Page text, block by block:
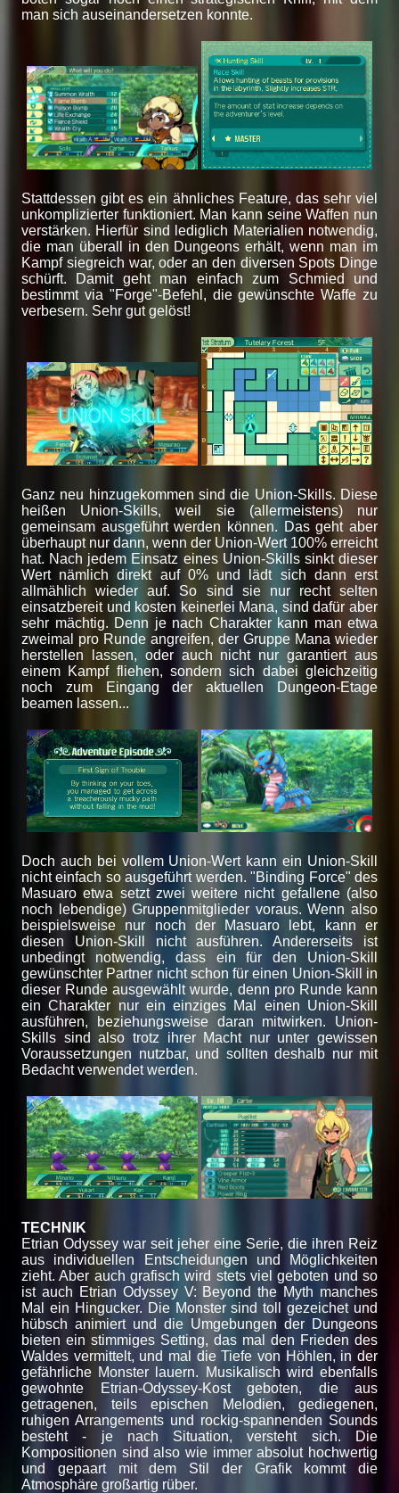
man sich auseinandersetzen konnte.
Stattdessen gibt es ein ähnliches Feature, das sehr viel
unkomplizierter funktioniert. Man kann seine Waffen nun
verstärken. Hierfür sind lediglich Materialien notwendig,
die man überall in den Dungeons erhält, wenn man im
Kampf siegreich war, oder an den diversen Spots Dinge
schürft. Damit geht man einfach zum Schmied und
bestimmt via "Forge"-Befehl, die gewünschte Waffe zu
verbesern. Sehr gut gelöst!
Ganz neu hinzugekommen sind die Union-Skills. Diese
heißen Union-Skills, weil sie (allermeistens) nur
gemeinsam ausgeführt werden können. Das geht aber
überhaupt nur dann, wenn der Union-Wert 100% erreicht
hat. Nach jedem Einsatz eines Union-Skills sinkt dieser
Wert nämlich direkt auf 0% und lädt sich dann erst
allmählich wieder auf. So sind sie nur recht selten
einsatzbereit und kosten keinerlei Mana, sind dafür aber
sehr mächtig. Denn je nach Charakter kann man etwa
zweimal pro Runde angreifen, der Gruppe Mana wieder
herstellen lassen, oder auch nicht nur garantiert aus
einem Kampf fliehen, sondern sich dabei gleichzeitig
noch zum Eingang der aktuellen Dungeon-Etage
beamen lassen...
Doch auch bei vollem Union-Wert kann ein Union-Skill
nicht einfach so ausgeführt werden. "Binding Force" des
Masuaro etwa setzt zwei weitere nicht gefallene (also
noch lebendige) Gruppenmitglieder voraus. Wenn also
beispielsweise nur noch der Masuaro lebt, kann er
diesen Union-Skill nicht ausführen. Andererseits ist
unbedingt notwendig, dass ein für den Union-Skill
gewünschter Partner nicht schon für einen Union-Skill in
dieser Runde ausgewählt wurde, denn pro Runde kann
ein Charakter nur ein einziges Mal einen Union-Skill
ausführen, beziehungsweise daran mitwirken. Union-
Skills sind also trotz ihrer Macht nur unter gewissen
Voraussetzungen nutzbar, und sollten deshalb nur mit
Bedacht verwendet werden.
TECHNIK
Etrian Odyssey war seit jeher eine Serie, die ihren Reiz
aus individuellen Entscheidungen und Möglichkeiten
zieht. Aber auch grafisch wird stets viel geboten und so
ist auch Etrian Odyssey V: Beyond the Myth manches
Mal ein Hingucker. Die Monster sind toll gezeichet und
hübsch animiert und die Umgebungen der Dungeons
bieten ein stimmiges Setting, das mal den Frieden des
Waldes vermittelt, und mal die Tiefe von Höhlen, in der
gefährliche Monster lauern. Musikalisch wird ebenfalls
gewohnte Etrian-Odyssey-Kost geboten, die aus
getragenen, teils epischen Melodien, gediegenen,
ruhigen Arrangements und rockig-spannenden Sounds
besteht - je nach Situation, versteht sich. Die
Kompositionen sind also wie immer absolut hochwertig
und gepaart mit dem Stil der Grafik kommt die
Atmosphäre großartig rüber.